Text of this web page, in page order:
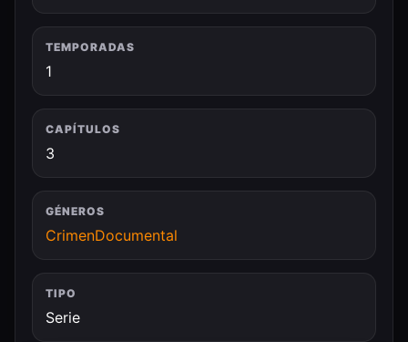
TEMPORADAS
1
CAPÍTULOS
3
GÉNEROS
CrimenDocumental
TIPO
Serie